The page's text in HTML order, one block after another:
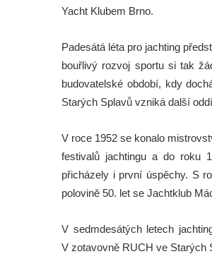
Yacht Klubem Brno.
Padesátá léta pro jachting
bouřlivý rozvoj sportu si tak
budovatelské období, kdy
Starých Splavů vzniká další
V roce 1952 se konalo
festivalů jachtingu a do roku
přicházely i první úspěchy. S
polovině 50. let se Jachtklub
V sedmdesátých letech
V zotavovně RUCH ve Starých